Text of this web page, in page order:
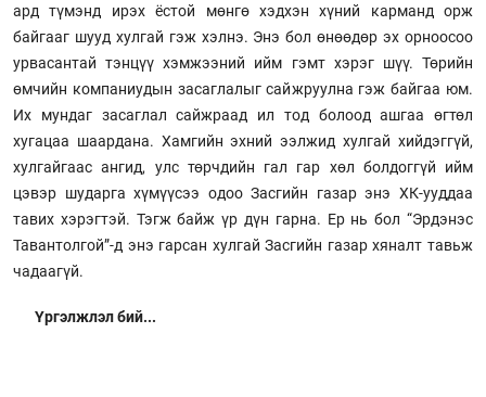
ард түмэнд ирэх ёстой мөнгө хэдхэн хүний карманд орж
байгааг шууд хулгай гэж хэлнэ. Энэ бол өнөөдөр эх орноосоо
урвасантай тэнцүү хэмжээний ийм гэмт хэрэг шүү. Төрийн
өмчийн компаниудын засаглалыг сайжруулна гэж байгаа юм.
Их мундаг засаглал сайжраад ил тод болоод ашгаа өгтөл
хугацаа шаардана. Хамгийн эхний ээлжид хулгай хийдэггүй,
хулгайгаас ангид, улс төрчдийн гал гар хөл болдоггүй ийм
цэвэр шударга хүмүүсээ одоо Засгийн газар энэ ХК-ууддаа
тавих хэрэгтэй. Тэгж байж үр дүн гарна. Ер нь бол “Эрдэнэс
Тавантолгой”-д энэ гарсан хулгай Засгийн газар хяналт тавьж
чадаагүй.
Үргэлжлэл бий...